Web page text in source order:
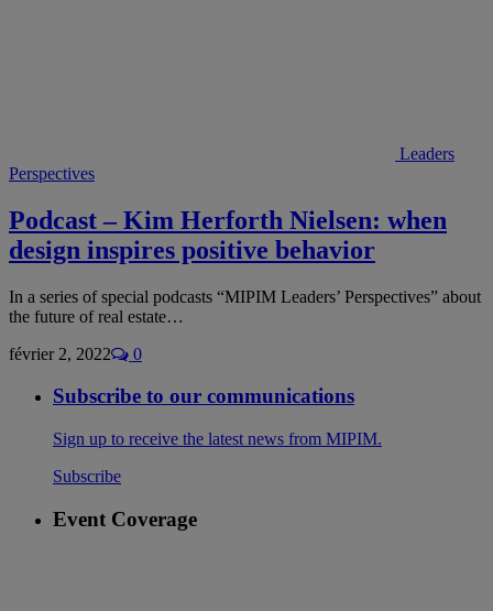
Leaders
Perspectives
Podcast – Kim Herforth Nielsen: when
design inspires positive behavior
In a series of special podcasts “MIPIM Leaders’ Perspectives” about
the future of real estate…
février 2, 2022
0
Subscribe to our communications
Sign up to receive the latest news from MIPIM.
Subscribe
Event Coverage